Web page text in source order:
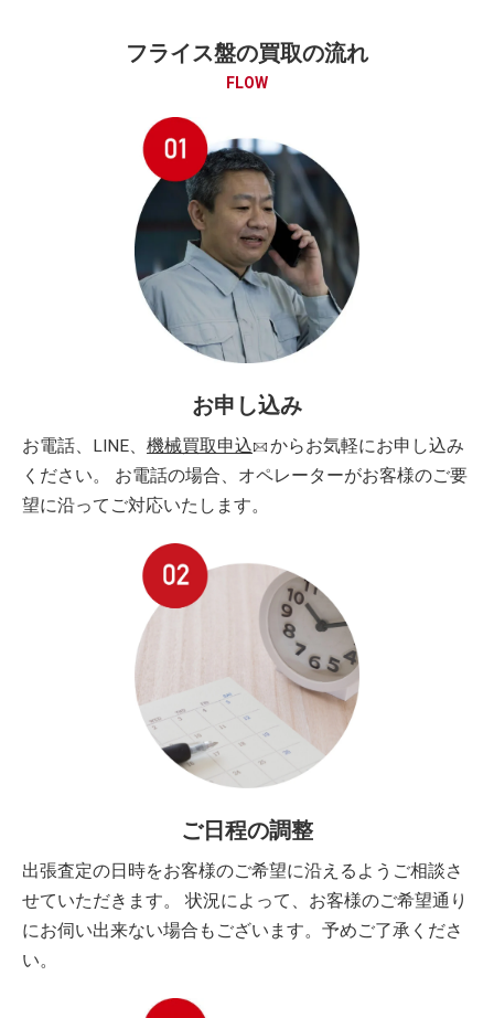
フライス盤の買取の流れ
FLOW
お申し込み
お電話、LINE、 機械買取申込
からお気軽にお申し込み
ください。 お電話の場合、オペレーターがお客様のご要
望に沿ってご対応いたします。
ご日程の調整
出張査定の日時をお客様のご希望に沿えるようご相談さ
せていただきます。 状況によって、お客様のご希望通り
にお伺い出来ない場合もございます。予めご了承くださ
い。